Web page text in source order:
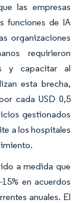
las empresas
funciones de IA
organizaciones
requirieron
y capacitar al
esta brecha,
cada USD 0,5
gestionados
a los hospitales
a medida que
en acuerdos
anuales. El